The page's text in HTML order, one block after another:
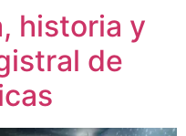
historia y
de